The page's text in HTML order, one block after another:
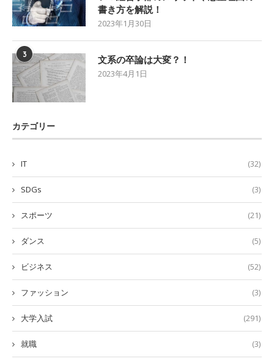
書き方を解説！
2023年1月30日
3 文系の卒論は大変？！
2023年4月1日
カテゴリー
IT (32)
SDGs (3)
スポーツ (21)
ダンス (5)
ビジネス (52)
ファッション (3)
大学入試 (291)
就職 (3)